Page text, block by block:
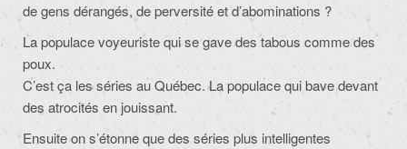
de gens dérangés, de perversité et d’abominations ?
La populace voyeuriste qui se gave des tabous comme des
poux.
C’est ça les séries au Québec. La populace qui bave devant
des atrocités en jouissant.
Ensuite on s’étonne que des séries plus intelligentes